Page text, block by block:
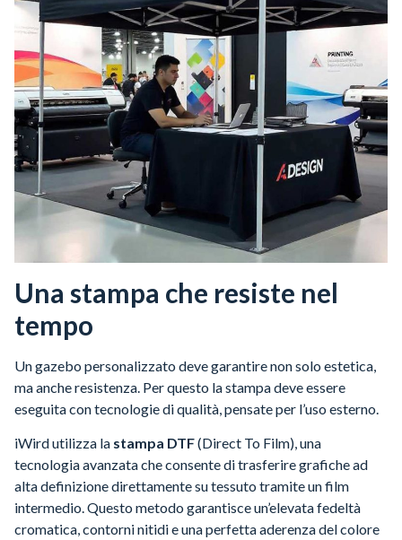
Una stampa che resiste nel
tempo
Un gazebo personalizzato deve garantire non solo estetica,
ma anche resistenza. Per questo la stampa deve essere
eseguita con tecnologie di qualità, pensate per l’uso esterno.
iWird utilizza la stampa DTF(Direct To Film), una
tecnologia avanzata che consente di trasferire grafiche ad
alta definizione direttamente su tessuto tramite un film
intermedio. Questo metodo garantisce un’elevata fedeltà
cromatica, contorni nitidi e una perfetta aderenza del colore